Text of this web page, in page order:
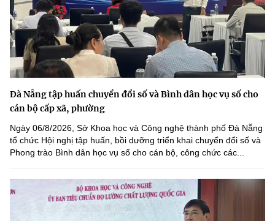
Đà Nẵng tập huấn chuyển đổi số và Bình dân học vụ số cho
cán bộ cấp xã, phường
Ngày 06/8/2026, Sở Khoa học và Công nghệ thành phố Đà Nẵng
tổ chức Hội nghị tập huấn, bồi dưỡng triển khai chuyển đổi số và
Phong trào Bình dân học vụ số cho cán bộ, công chức các...